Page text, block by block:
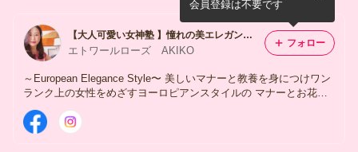
【大人可愛い女神塾 】憧れの美エレガンススタイル 新潟エレガンスマナー＆お花テーブルスクール
エトワールローズ AKIKO
～European Elegance Style〜 美しいマナーと教養を身につけワン
ランク上の女性をめざすヨーロピアンスタイルの マナーとお花の
サロン♡ 大人可愛い気品のある女性、洗練された美しさを持つ
エレガンスな女性のためのフィニッシィングスクールです♡
会員登録は不要です
フォロー